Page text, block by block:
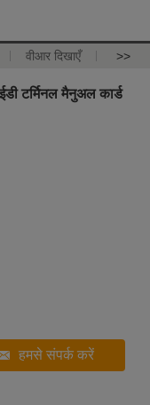
वीआर दिखाएँ >>
टर्मिनल मैनुअल कार्ड
हमसे संपर्क करें